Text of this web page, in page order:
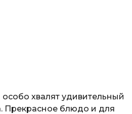
хвалят удивительный
Прекрасное блюдо и для